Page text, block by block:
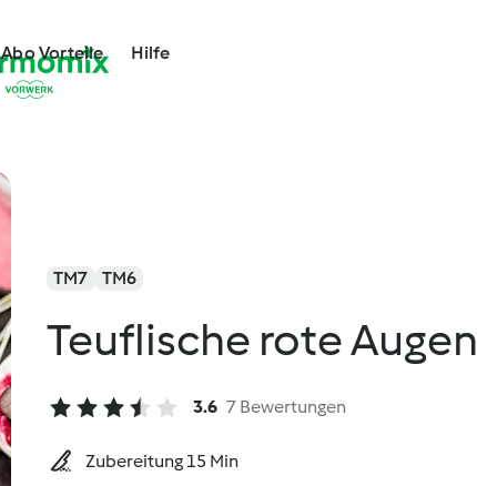
Abo Vorteile Hilfe
TM7 TM6
Teuflische rote Augen
3.6 7 Bewertungen
Zubereitung 15 Min